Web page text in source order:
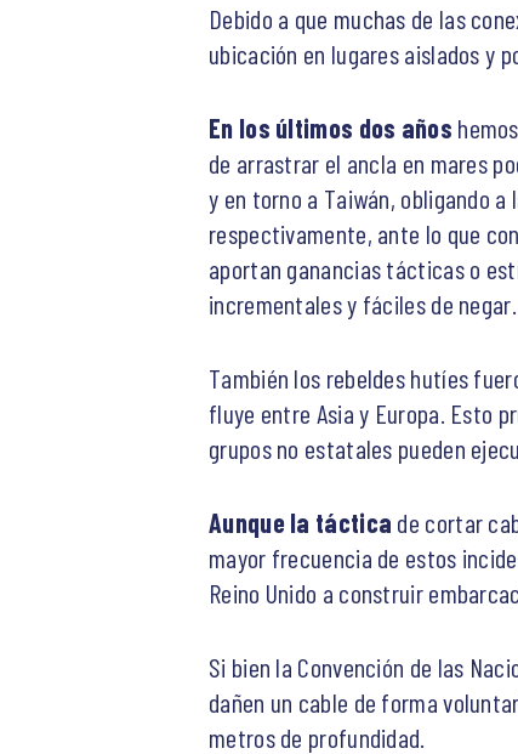
Debido a que muchas de las
ubicación en lugares aislados y
En los últimos dos años
de arrastrar el ancla en mares
y en torno a Taiwán, obligando
respectivamente, ante lo que
aportan ganancias tácticas o
incrementales y fáciles de negar.
También los rebeldes hutíes
fluye entre Asia y Europa. Esto
grupos no estatales pueden
Aunque la táctica de cortar
mayor frecuencia de estos
Reino Unido a construir
Si bien la Convención de las
dañen un cable de forma
metros de profundidad.